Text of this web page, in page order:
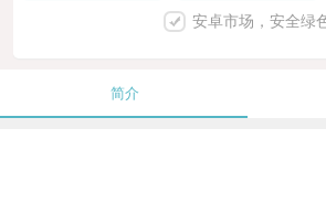
安卓市场，安全绿
简介